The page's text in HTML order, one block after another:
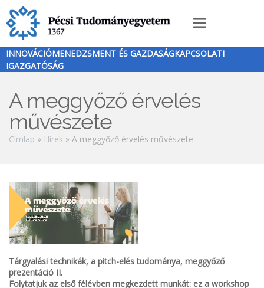
Ugrás
tartalomra
Innováció
menü
INNOVÁCIÓMENEDZSMENT ÉS GAZDASÁGKAPCSOLATI
IGAZGATÓSÁG
A meggyőző érvelés
művészete
Morzsa
Címlap Hírek A meggyőző érvelés művészete
Tárgyalási technikák, a pitch-elés tudománya, meggyőző
prezentáció II.
Folytatjuk az első félévben megkezdett munkát: ez a workshop